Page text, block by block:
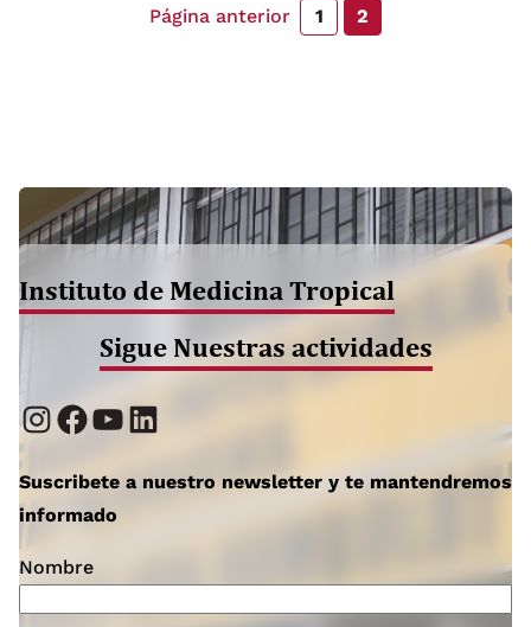
composición del microbioma intestinal en
pacientes con infección por Fasciola hepatica
Página anterior 1 2
Instituto de Medicina Tropical
Sigue Nuestras actividades
Instagram
Facebook
YouTube
LinkedIn
Suscribete a nuestro newsletter y te mantendremos
informado
Nombre